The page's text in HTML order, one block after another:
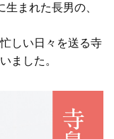
まれた長男の、
しい日々を送る寺
ました。